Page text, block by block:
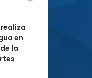
realiza
en
la